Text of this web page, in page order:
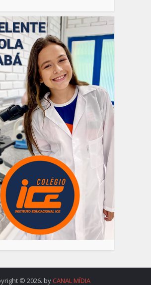
© 2026. by CANAL MÍDIA